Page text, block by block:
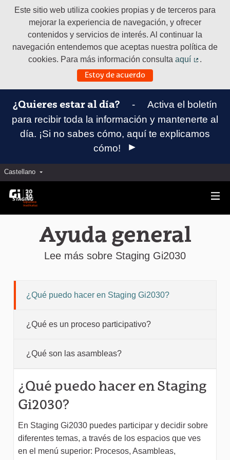
Este sitio web utiliza cookies propias y de terceros para
mejorar la experiencia de navegación, y ofrecer
contenidos y servicios de interés. Al continuar la
navegación entendemos que aceptas nuestra política de
cookies. Para más información consultaaquí
.
Estoy de acuerdo
¿Quieres estar al día? -
Activa el boletín
para recibir toda la información y mantenerte al
día. ¡Si no sabes cómo, aquí te explicamos
cómo!
Castellano Elegir el idioma
Ayuda general
Lee más sobre Staging Gi2030
¿Qué puedo hacer en Staging Gi2030?
¿Qué es un proceso participativo?
¿Qué son las asambleas?
¿Qué puedo hacer en Staging
Gi2030?
En Staging Gi2030 puedes participar y decidir sobre
diferentes temas, a través de los espacios que ves
en el menú superior: Procesos, Asambleas,